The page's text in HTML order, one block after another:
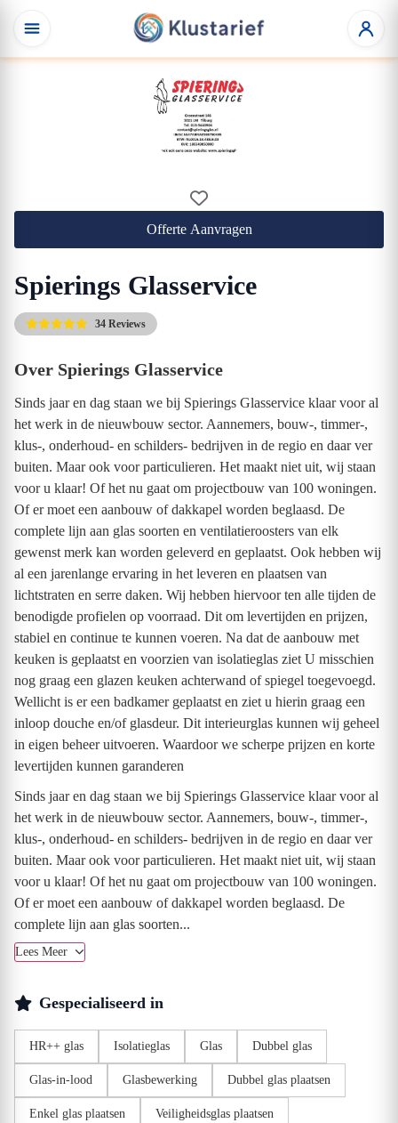
Offerte Aanvragen
Spierings Glasservice
34 Reviews
Over Spierings Glasservice
Sinds jaar en dag staan we bij Spierings Glasservice klaar voor al
het werk in de nieuwbouw sector. Aannemers, bouw-, timmer-,
klus-, onderhoud- en schilders- bedrijven in de regio en daar ver
buiten. Maar ook voor particulieren. Het maakt niet uit, wij staan
voor u klaar! Of het nu gaat om projectbouw van 100 woningen.
Of er moet een aanbouw of dakkapel worden beglaasd. De
complete lijn aan glas soorten en ventilatieroosters van elk
gewenst merk kan worden geleverd en geplaatst. Ook hebben wij
al een jarenlange ervaring in het leveren en plaatsen van
lichtstraten en serre daken. Wij hebben hiervoor ten alle tijden de
benodigde profielen op voorraad. Dit om levertijden en prijzen,
stabiel en continue te kunnen voeren. Na dat de aanbouw met
keuken is geplaatst en voorzien van isolatieglas ziet U misschien
nog graag een glazen keuken achterwand of spiegel toegevoegd.
Wellicht is er een badkamer geplaatst en ziet u hierin graag een
inloop douche en/of glasdeur. Dit interieurglas kunnen wij geheel
in eigen beheer uitvoeren. Waardoor we scherpe prijzen en korte
levertijden kunnen garanderen
Sinds jaar en dag staan we bij Spierings Glasservice klaar voor al
het werk in de nieuwbouw sector. Aannemers, bouw-, timmer-,
klus-, onderhoud- en schilders- bedrijven in de regio en daar ver
buiten. Maar ook voor particulieren. Het maakt niet uit, wij staan
voor u klaar! Of het nu gaat om projectbouw van 100 woningen.
Of er moet een aanbouw of dakkapel worden beglaasd. De
complete lijn aan glas soorten...
Lees Meer
Gespecialiseerd in
HR++ glas Isolatieglas Glas Dubbel glas
Glas-in-lood Glasbewerking Dubbel glas plaatsen
Enkel glas plaatsen Veiligheidsglas plaatsen